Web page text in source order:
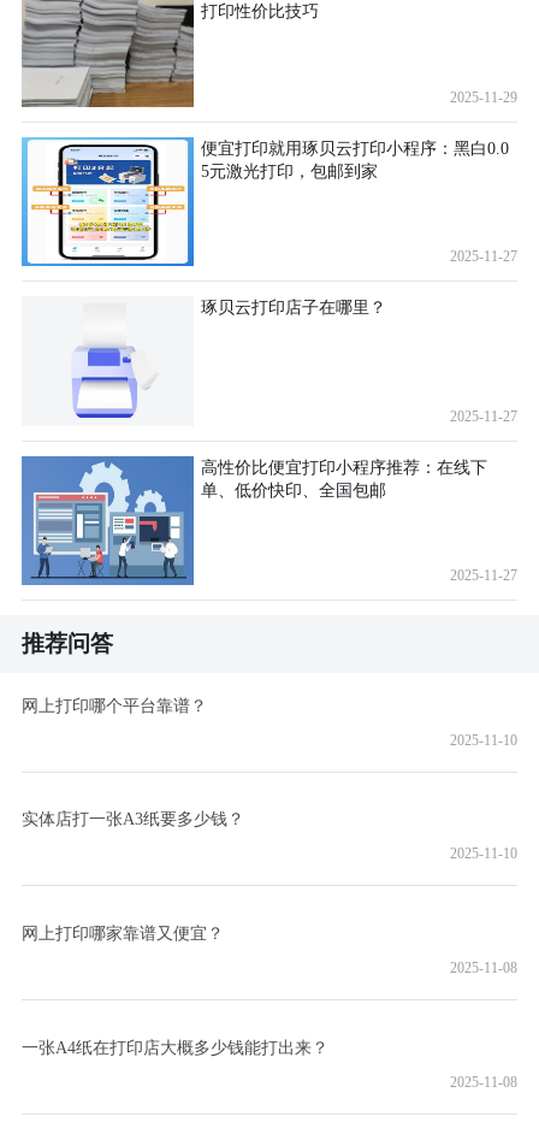
打印性价比技巧
2025-11-29
便宜打印就用琢贝云打印小程序：黑白0.0
5元激光打印，包邮到家
2025-11-27
琢贝云打印店子在哪里？
2025-11-27
高性价比便宜打印小程序推荐：在线下
单、低价快印、全国包邮
2025-11-27
推荐问答
网上打印哪个平台靠谱？
2025-11-10
实体店打一张A3纸要多少钱？
2025-11-10
网上打印哪家靠谱又便宜？
2025-11-08
一张A4纸在打印店大概多少钱能打出来？
2025-11-08